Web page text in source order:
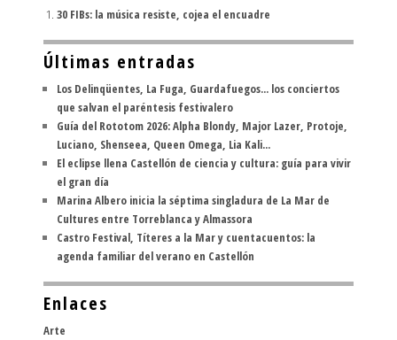
30 FIBs: la música resiste, cojea el encuadre
Últimas entradas
Los Delinqüentes, La Fuga, Guardafuegos... los conciertos
que salvan el paréntesis festivalero
Guía del Rototom 2026: Alpha Blondy, Major Lazer, Protoje,
Luciano, Shenseea, Queen Omega, Lia Kali...
El eclipse llena Castellón de ciencia y cultura: guía para vivir
el gran día
Marina Albero inicia la séptima singladura de La Mar de
Cultures entre Torreblanca y Almassora
Castro Festival, Títeres a la Mar y cuentacuentos: la
agenda familiar del verano en Castellón
Enlaces
Arte